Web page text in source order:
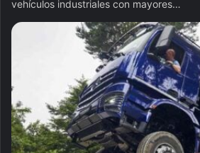
vehículos industriales con mayores…